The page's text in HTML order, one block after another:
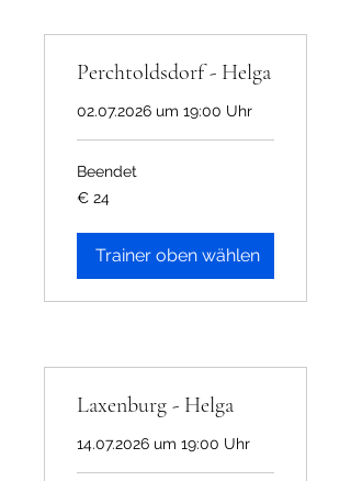
Perchtoldsdorf - Helga
02.07.2026 um 19:00 Uhr
Beendet
24
Euro
€ 24
Trainer oben wählen
Laxenburg - Helga
14.07.2026 um 19:00 Uhr